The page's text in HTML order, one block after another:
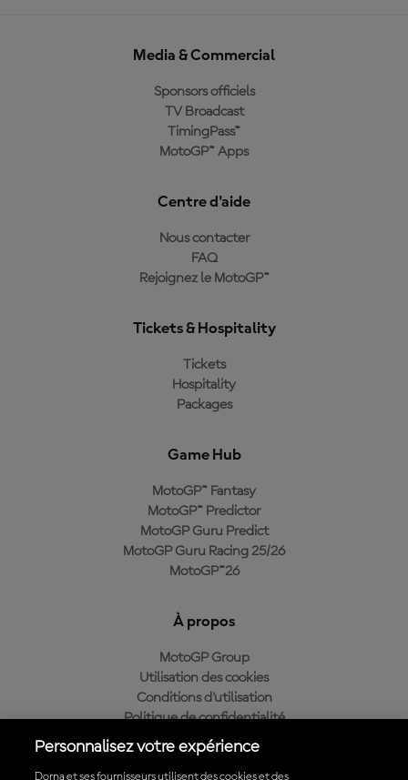
Media & Commercial
Sponsors officiels
TV Broadcast
TimingPass™
MotoGP™ Apps
Centre d'aide
Nous contacter
FAQ
Rejoignez le MotoGP™
Tickets & Hospitality
Tickets
Hospitality
Packages
Game Hub
MotoGP™ Fantasy
MotoGP™ Predictor
MotoGP Guru Predict
MotoGP Guru Racing 25/26
MotoGP™26
À propos
MotoGP Group
Utilisation des cookies
Conditions d'utilisation
Politique de confidentialité
Politique d’achat
Personnalisez votre expérience
Dorna et ses fournisseurs utilisent des cookies et des